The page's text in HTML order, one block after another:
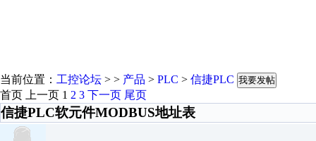
当前位置： 工控论坛 > > 产品 > PLC > 信捷PLC 我要发帖
首页 上一页 1 2 3 下一页 尾页
信捷PLC软元件MODBUS地址表